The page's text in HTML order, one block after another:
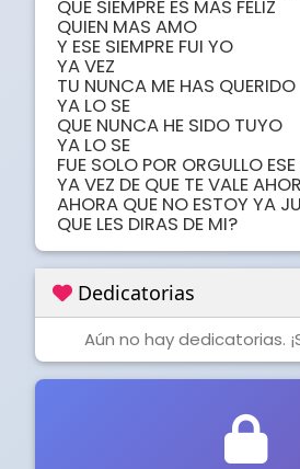
QUE SIEMPRE ES MAS FELIZ
QUIEN MAS AMO
Y ESE SIEMPRE FUI YO
YA VEZ
TU NUNCA ME HAS QUERIDO
YA LO SE
QUE NUNCA HE SIDO TUYO
YA LO SE
FUE SOLO POR ORGULLO ESE
YA VEZ DE QUE TE VALE
AHORA QUE NO ESTOY YA
QUE LES DIRAS DE MI?
Dedicatorias
Aún no hay dedicatorias.